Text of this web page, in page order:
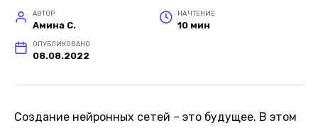
АВТОР
Амина С.
НА ЧТЕНИЕ
10 мин
ОПУБЛИКОВАНО
08.08.2022
Создание нейронных сетей – это будущее. В этом